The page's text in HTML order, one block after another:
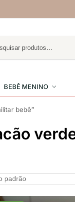
BEBÊ MENINO
bebê”